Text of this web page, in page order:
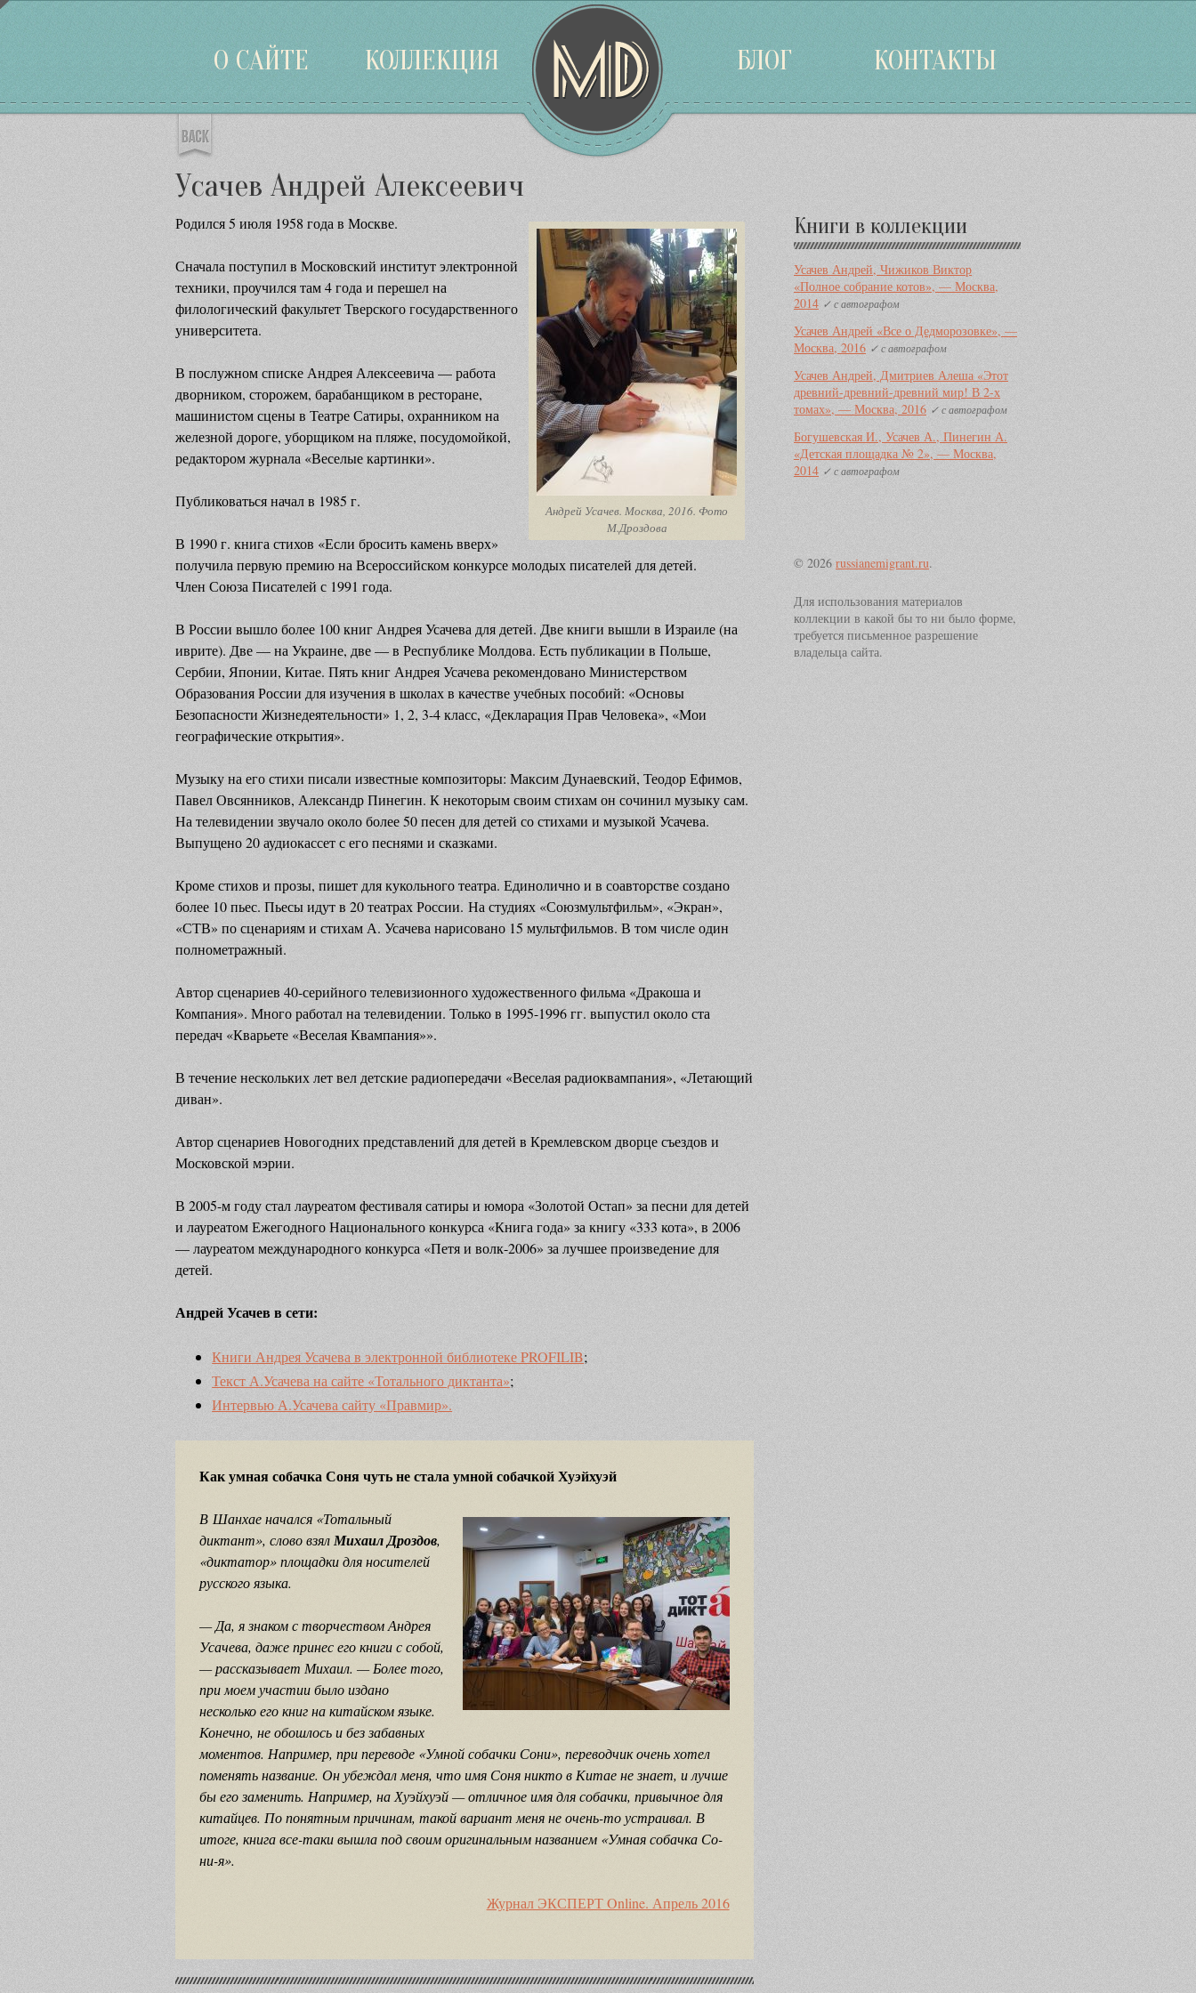
О САЙТЕ КОЛЛЕКЦИЯ БЛОГ КОНТАКТЫ
Усачев Андрей Алексеевич
Андрей Усачев. Москва, 2016. Фото
М.Дроздова
Родился 5 июля 1958 года в Москве.
Сначала поступил в Московский институт электронной
техники, проучился там 4 года и перешел на
филологический факультет Тверского государственного
университета.
В послужном списке Андрея Алексеевича — работа
дворником, сторожем, барабанщиком в ресторане,
машинистом сцены в Театре Сатиры, охранником на
железной дороге, уборщиком на пляже, посудомойкой,
редактором журнала «Веселые картинки».
Публиковаться начал в 1985 г.
В 1990 г. книга стихов «Если бросить камень вверх»
получила первую премию на Всероссийском конкурсе молодых писателей для детей.
Член Союза Писателей с 1991 года.
В России вышло более 100 книг Андрея Усачева для детей. Две книги вышли в Израиле (на
иврите). Две — на Украине, две — в Республике Молдова. Есть публикации в Польше,
Сербии, Японии, Китае. Пять книг Андрея Усачева рекомендовано Министерством
Образования России для изучения в школах в качестве учебных пособий: «Основы
Безопасности Жизнедеятельности» 1, 2, 3-4 класс, «Декларация Прав Человека», «Мои
географические открытия».
Музыку на его стихи писали известные композиторы: Максим Дунаевский, Теодор Ефимов,
Павел Овсянников, Александр Пинегин. К некоторым своим стихам он сочинил музыку сам.
На телевидении звучало около более 50 песен для детей со стихами и музыкой Усачева.
Выпущено 20 аудиокассет с его песнями и сказками.
Кроме стихов и прозы, пишет для кукольного театра. Единолично и в соавторстве создано
более 10 пьес. Пьесы идут в 20 театрах России. На студиях «Союзмультфильм», «Экран»,
«СТВ» по сценариям и стихам А. Усачева нарисовано 15 мультфильмов. В том числе один
полнометражный.
Автор сценариев 40-серийного телевизионного художественного фильма «Дракоша и
Компания». Много работал на телевидении. Только в 1995-1996 гг. выпустил около ста
передач «Кварьете «Веселая Квампания»».
В течение нескольких лет вел детские радиопередачи «Веселая радиоквампания», «Летающий
диван».
Автор сценариев Новогодних представлений для детей в Кремлевском дворце съездов и
Московской мэрии.
В 2005-м году стал лауреатом фестиваля сатиры и юмора «Золотой Остап» за песни для детей
и лауреатом Ежегодного Национального конкурса «Книга года» за книгу «333 кота», в 2006
— лауреатом международного конкурса «Петя и волк-2006» за лучшее произведение для
детей.
Андрей Усачев в сети:
Книги Андрея Усачева в электронной библиотеке PROFILIB;
Текст А.Усачева на сайте «Тотального диктанта»;
Интервью А.Усачева сайту «Правмир».
Как умная собачка Соня чуть не стала умной собачкой Хуэйхуэй
В Шанхае начался «Тотальный
диктант», слово взял Михаил Дроздов,
«диктатор» площадки для носителей
русского языка.
— Да, я знаком с творчеством Андрея
Усачева, даже принес его книги с собой,
— рассказывает Михаил. — Более того,
при моем участии было издано
несколько его книг на китайском языке.
Конечно, не обошлось и без забавных
моментов. Например, при переводе «Умной собачки Сони», переводчик очень хотел
поменять название. Он убеждал меня, что имя Соня никто в Китае не знает, и лучше
бы его заменить. Например, на Хуэйхуэй — отличное имя для собачки, привычное для
китайцев. По понятным причинам, такой вариант меня не очень-то устраивал. В
итоге, книга все-таки вышла под своим оригинальным названием «Умная собачка Со-
ни-я».
Журнал ЭКСПЕРТ Online. Апрель 2016
Дополнительная
информация
Книги в коллекции
Усачев Андрей, Чижиков Виктор
«Полное собрание котов», — Москва,
2014 ✓ с автографом
Усачев Андрей «Все о Дедморозовке», —
Москва, 2016 ✓ с автографом
Усачев Андрей, Дмитриев Алеша «Этот
древний-древний-древний мир! В 2-х
томах», — Москва, 2016 ✓ с автографом
Богушевская И., Усачев А., Пинегин А.
«Детская площадка № 2», — Москва,
2014 ✓ с автографом
© 2026 russianemigrant.ru.
Для использования материалов
коллекции в какой бы то ни было форме,
требуется письменное разрешение
владельца сайта.